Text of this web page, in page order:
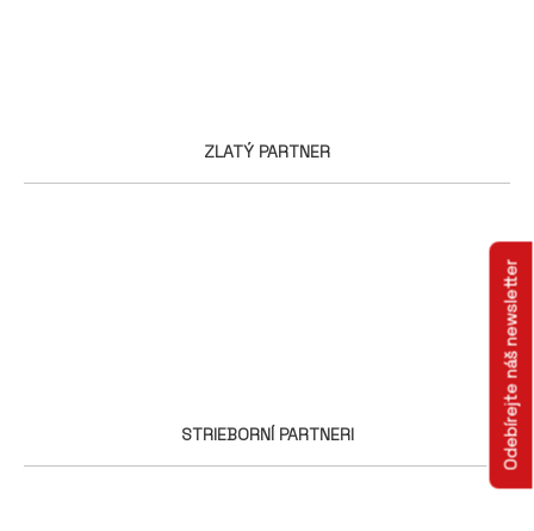
ZLATÝ PARTNER
STRIEBORNÍ PARTNERI Odebírejte náš newsletter